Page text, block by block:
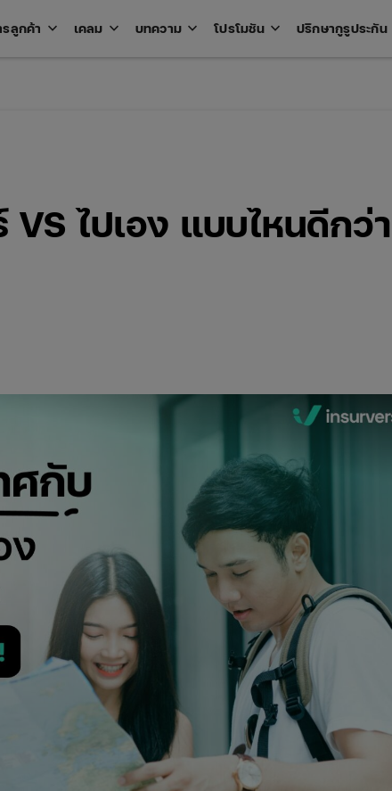
ลูกค้า keyboard_arrow_down Open
เคลม keyboard_arrow_down Open
บทความ keyboard_arrow_down Open
โปรโมชัน keyboard_arrow_down Open
ปรึกษากูรูประกัน
VS ไปเอง แบบไหนดีกว่า